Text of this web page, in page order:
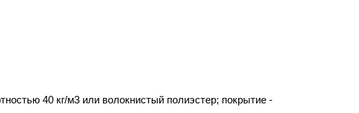
40 кг/м3 или волокнистый полиэстер; покрытие -